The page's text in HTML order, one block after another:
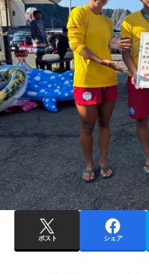
ポスト シェア